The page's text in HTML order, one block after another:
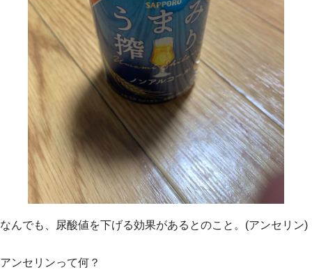
なんでも、尿酸値を下げる効果があるとのこと。(アンセリン)
アンセリンって何？